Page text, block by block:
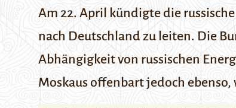
Am 22. April kündigte die
nach Deutschland zu leiten. Die
Abhängigkeit von russischen
Moskaus offenbart jedoch